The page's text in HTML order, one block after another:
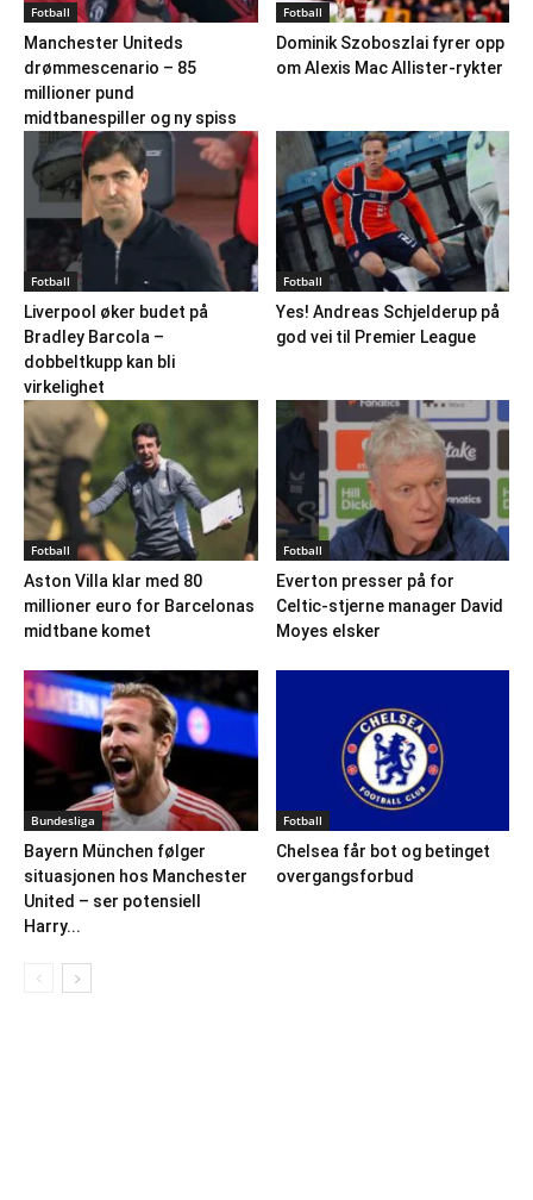
Fotball
Manchester Uniteds
drømmescenario – 85
millioner pund
midtbanespiller og ny spiss
Fotball
Dominik Szoboszlai fyrer opp
om Alexis Mac Allister-rykter
Fotball
Liverpool øker budet på
Bradley Barcola –
dobbeltkupp kan bli
virkelighet
Fotball
Yes! Andreas Schjelderup på
god vei til Premier League
Fotball
Aston Villa klar med 80
millioner euro for Barcelonas
midtbane komet
Fotball
Everton presser på for
Celtic-stjerne manager David
Moyes elsker
Bundesliga
Bayern München følger
situasjonen hos Manchester
United – ser potensiell
Harry...
Fotball
Chelsea får bot og betinget
overgangsforbud